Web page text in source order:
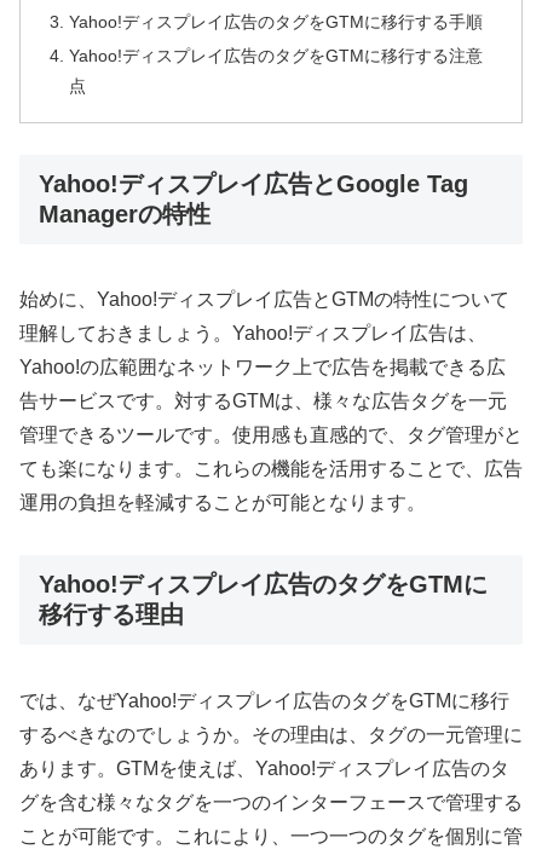
Yahoo!ディスプレイ広告のタグをGTMに移行する手順
Yahoo!ディスプレイ広告のタグをGTMに移行する注意
点
Yahoo!ディスプレイ広告とGoogle Tag
Managerの特性
始めに、Yahoo!ディスプレイ広告とGTMの特性について
理解しておきましょう。Yahoo!ディスプレイ広告は、
Yahoo!の広範囲なネットワーク上で広告を掲載できる広
告サービスです。対するGTMは、様々な広告タグを一元
管理できるツールです。使用感も直感的で、タグ管理がと
ても楽になります。これらの機能を活用することで、広告
運用の負担を軽減することが可能となります。
Yahoo!ディスプレイ広告のタグをGTMに
移行する理由
では、なぜYahoo!ディスプレイ広告のタグをGTMに移行
するべきなのでしょうか。その理由は、タグの一元管理に
あります。GTMを使えば、Yahoo!ディスプレイ広告のタ
グを含む様々なタグを一つのインターフェースで管理する
ことが可能です。これにより、一つ一つのタグを個別に管